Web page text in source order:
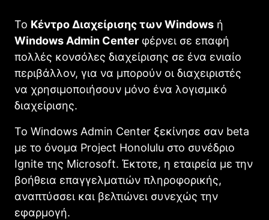
Το Κέντρο Διαχείρισης των Windows ή
Windows Admin Center φέρνει σε επαφή
πολλές κονσόλες διαχείρισης σε ένα ενιαίο
περιβάλλον, για να μπορούν οι διαχειριστές
να χρησιμοποιήσουν μόνο ένα λογισμικό
διαχείρισης.
Το Windows Admin Center ξεκίνησε σαν beta
με το όνομα Project Honolulu στο συνέδριο
Ignite της Microsoft. Έκτοτε, η εταιρεία με την
βοήθεια επαγγελματιών πληροφορικής,
αναπτύσσει και βελτιώνει συνεχώς την
εφαρμογή.